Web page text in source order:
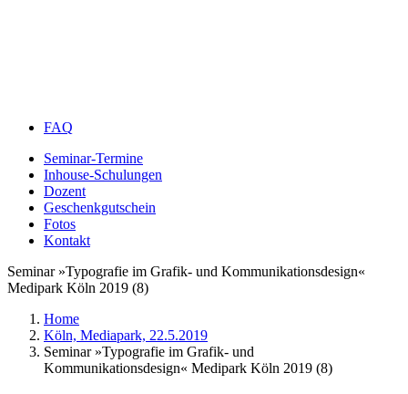
FAQ
Seminar-Termine
Inhouse-Schulungen
Dozent
Geschenkgutschein
Fotos
Kontakt
Seminar »Typografie im Grafik- und Kommunikationsdesign«
Medipark Köln 2019 (8)
Home
Köln, Mediapark, 22.5.2019
Seminar »Typografie im Grafik- und
Kommunikationsdesign« Medipark Köln 2019 (8)